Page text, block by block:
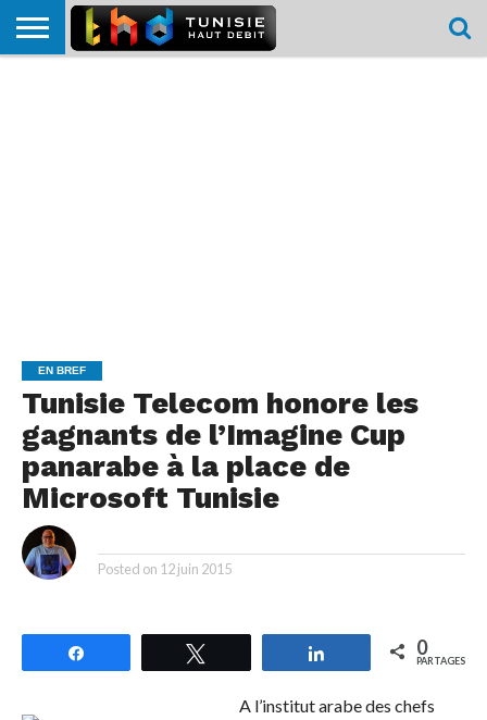
EN BREF
Tunisie Telecom honore les
gagnants de l’Imagine Cup
panarabe à la place de
Microsoft Tunisie
Posted on 12 juin 2015
Partagez 0
PARTAGES
A l’institut arabe des chefs